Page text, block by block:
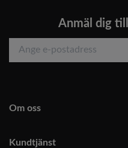
Anmäl dig
Om oss
Kundtjänst